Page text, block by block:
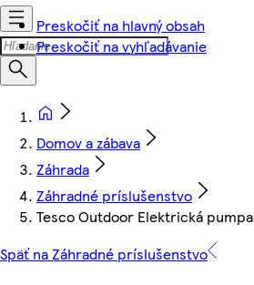
Preskočiť na hlavný obsah
Preskočiť na vyhľadávanie
Domov a zábava
Záhrada
Záhradné príslušenstvo
Tesco Outdoor Elektrická pumpa
Späť na Záhradné príslušenstvo